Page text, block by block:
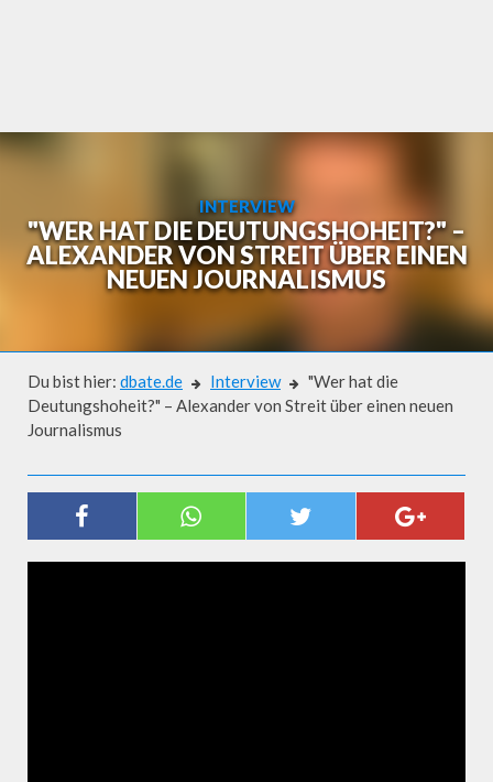
INTERVIEW
"WER HAT DIE DEUTUNGSHOHEIT?" –
ALEXANDER VON STREIT ÜBER EINEN
NEUEN JOURNALISMUS
Du bist hier: dbate.de Interview
"Wer hat die
Deutungshoheit?" – Alexander von Streit über einen neuen
Journalismus
"WER HAT DIE
DEUTUNGSHOHEIT?" –
ALEXANDER VON STREIT ÜBER